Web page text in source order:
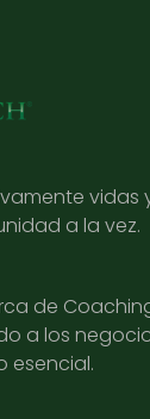
vidas
a la vez.
de
a los
esencial.